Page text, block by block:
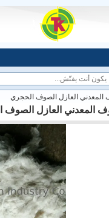
المعدني العازل الصوف الحجري
المعدني العازل الصوف